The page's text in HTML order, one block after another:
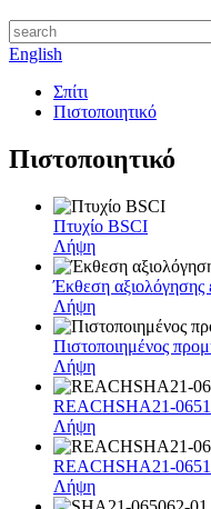
English
Σπίτι
Πιστοποιητικό
Πιστοποιητικό
Πτυχίο BSCI
Λήψη
Έκθεση
Λήψη
Πιστοποιημένος
Λήψη
REACHSHA21-
Λήψη
REACHSHA21-
Λήψη